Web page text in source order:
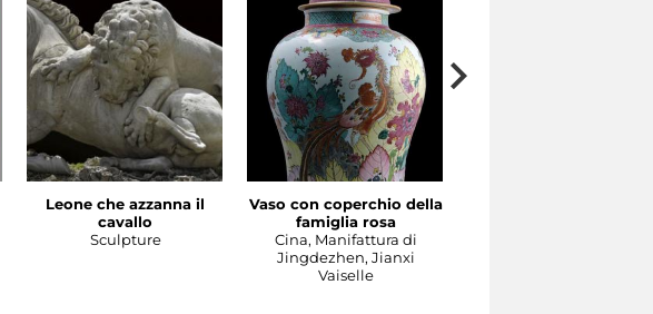
Leone che azzanna il
cavallo
Sculpture
Vaso con coperchio della
famiglia rosa
Cina, Manifattura di
Jingdezhen, Jianxi
Vaiselle